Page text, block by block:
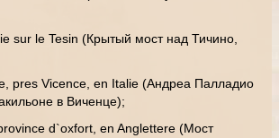
sur le Tesin (Крытый мост над Тичино,
pres Vicence, en Italie (Андреа Палладио
в Виченце);
d`oxfort, en Anglettere (Мост